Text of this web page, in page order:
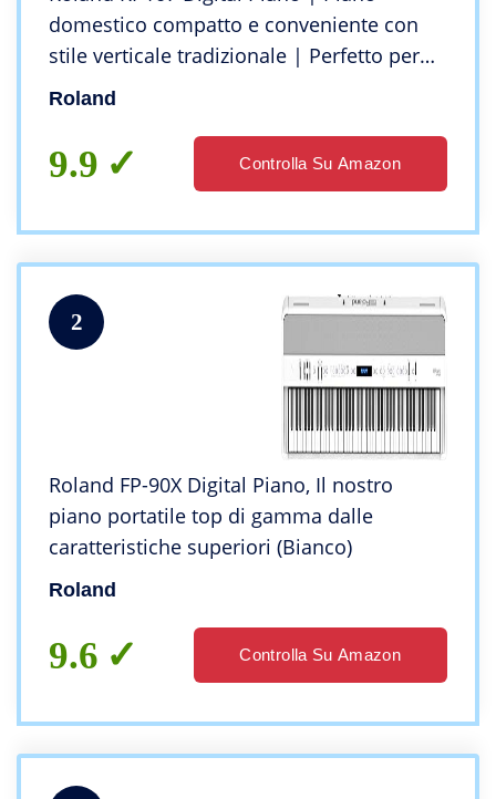
domestico compatto e conveniente con
stile verticale tradizionale | Perfetto per
principianti| A bordo di Bluetooth e altro
Roland
9.9 Controlla Su Amazon
2
Roland FP-90X Digital Piano, Il nostro
piano portatile top di gamma dalle
caratteristiche superiori (Bianco)
Roland
9.6 Controlla Su Amazon